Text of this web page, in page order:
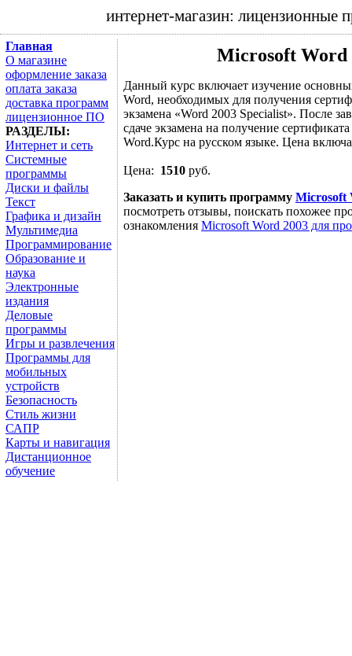
интернет-магазин:
Главная
О магазине
оформление заказа
оплата заказа
доставка программ
лицензионное ПО
РАЗДЕЛЫ:
Интернет и сеть
Системные
программы
Диски и файлы
Текст
Графика и дизайн
Мультимедиа
Программирование
Образование и
наука
Электронные
издания
Деловые
программы
Игры и развлечения
Программы для
мобильных
устройств
Безопасность
Стиль жизни
САПР
Карты и навигация
Дистанционное
обучение
Microsoft Word
Данный курс включает изучение
Word, необходимых для получения
экзамена «Word 2003 Specialist». После
сдаче экзамена на получение
Word.Курс на русском языке. Цена
Цена: 1510 руб.
Заказать и купить программу Microsoft
посмотреть отзывы, поискать похожее
ознакомления Microsoft Word 2003 для